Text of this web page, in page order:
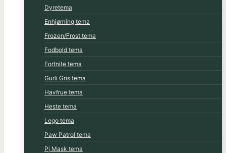
Dyretema
Enhjørning tema
Frozen/Frost tema
Fodbold tema
Fortnite tema
Gurli Gris tema
Havfrue tema
Heste tema
Lego tema
Paw Patrol tema
Pj Mask tema